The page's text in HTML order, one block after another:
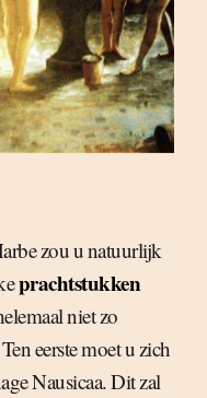
zou u natuurlijk
prachtstukken
niet zo
eerste moet u zich
Nausicaa. Dit zal